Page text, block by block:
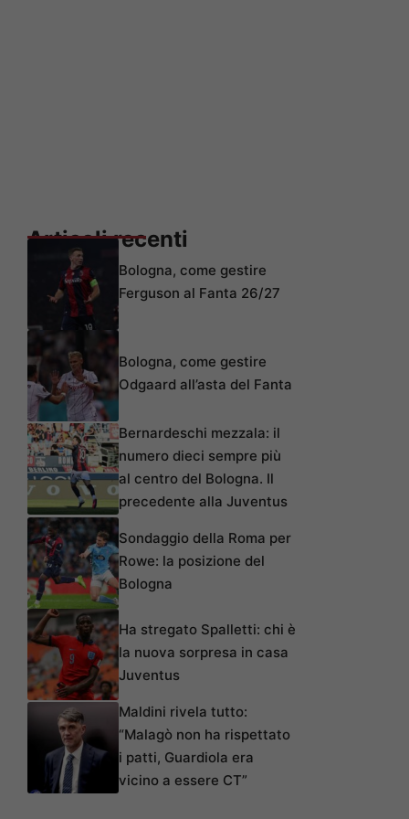
Articoli recenti
Bologna, come gestire
Ferguson al Fanta 26/27
Bologna, come gestire
Odgaard all’asta del Fanta
Bernardeschi mezzala: il
numero dieci sempre più
al centro del Bologna. Il
precedente alla Juventus
Sondaggio della Roma per
Rowe: la posizione del
Bologna
Ha stregato Spalletti: chi è
la nuova sorpresa in casa
Juventus
Maldini rivela tutto:
“Malagò non ha rispettato
i patti, Guardiola era
vicino a essere CT”